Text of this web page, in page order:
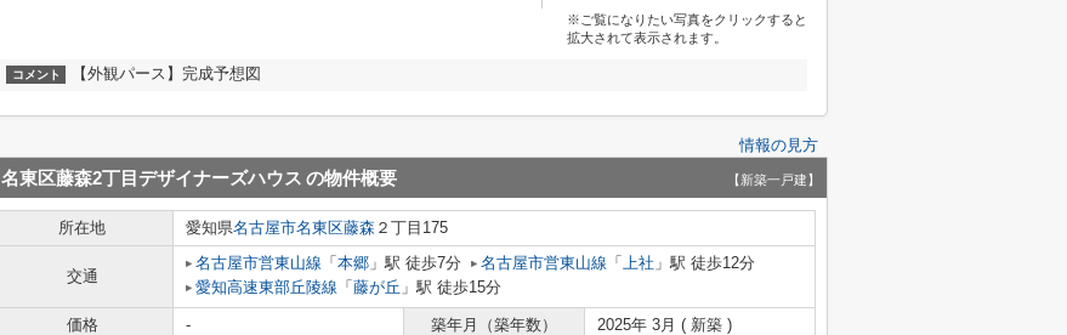
※ご覧になりたい写真をクリックすると
拡大されて表示されます。
コメント 【外観パース】完成予想図
情報の見方
名東区藤森2丁目デザイナーズハウス の物件概要 【新築一戸建】
所在地 愛知県名古屋市名東区藤森 ２丁目175
交通
名古屋市営東山線 「 本郷 」駅 徒歩7分 名古屋市営東山線 「 上社 」駅 徒歩12分
愛知高速東部丘陵線 「 藤が丘 」駅 徒歩15分
価格 - 築年月（築年数）
2025年 3月 ( 新築 )